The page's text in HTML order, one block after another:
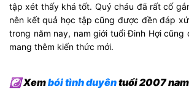
tập xét thấy khá tốt. Quý cháu đã rất cố
nên kết quả học tập cũng được đền đáp
trong năm nay, nam giới tuổi Đinh Hợi cũng
mang thêm kiến thức mới.
☯ Xembói tình duyêntuổi 2007